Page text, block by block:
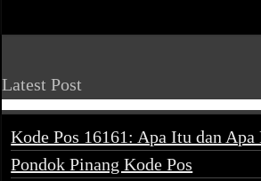
Latest Post
Kode Pos 16161: Apa Itu dan Apa
Pondok Pinang Kode Pos